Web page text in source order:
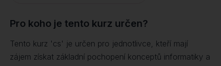
Pro koho je tento kurz určen?
Tento kurz 'cs' je určen pro jednotlivce, kteří mají
zájem získat základní pochopení konceptů informatiky a